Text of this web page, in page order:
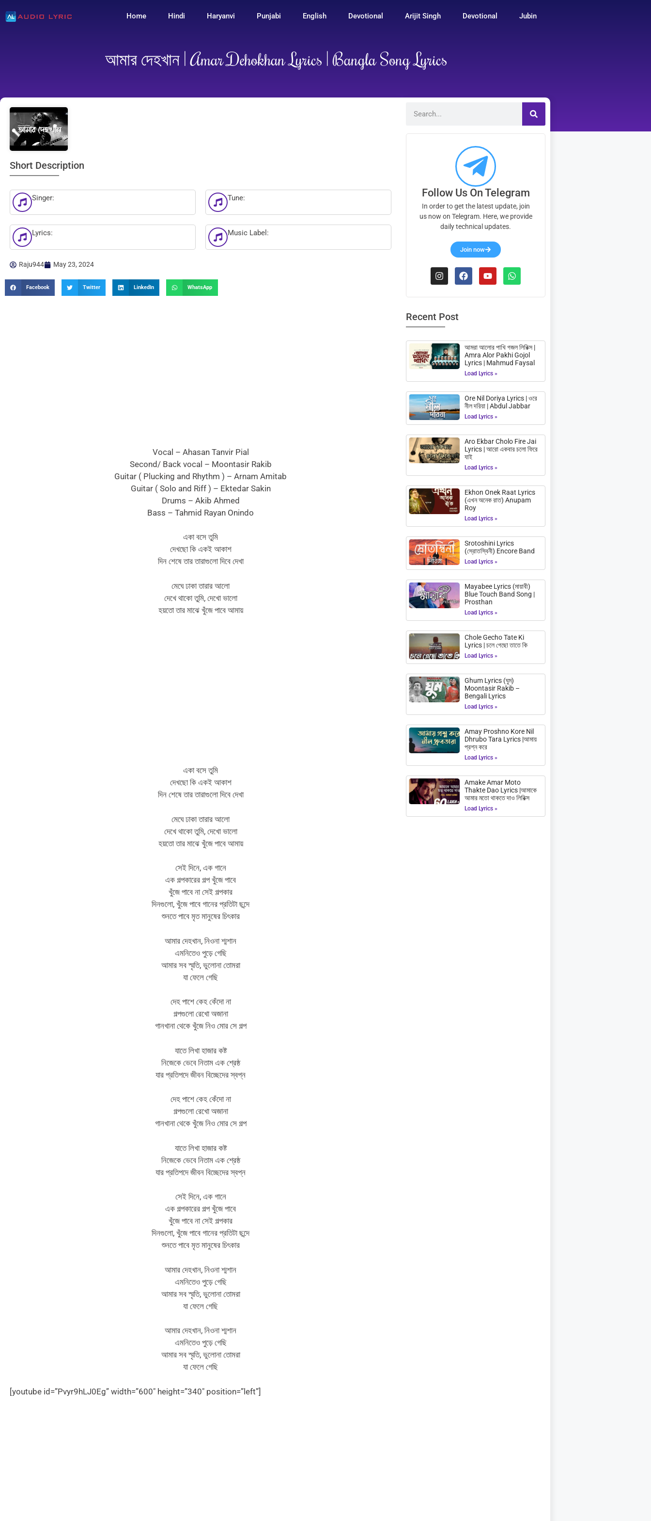
Home Hindi Haryanvi Punjabi English Devotional Arijit Singh Devotional Jubin
আমার দেহখান | Amar Dehokhan Lyrics | Bangla Song Lyrics
Short Description
Singer: Tune:
Lyrics: Music Label:
Raju944 May 23, 2024
Facebook Twitter LinkedIn WhatsApp
Vocal – Ahasan Tanvir Pial
Second/ Back vocal – Moontasir Rakib
Guitar ( Plucking and Rhythm ) – Arnam Amitab
Guitar ( Solo and Riff ) – Ektedar Sakin
Drums – Akib Ahmed
Bass – Tahmid Rayan Onindo
একা বসে তুমি
দেখছো কি একই আকাশ
দিন শেষে তার তারাগুলো দিবে দেখা
মেঘে ঢাকা তারার আলো
দেখে থাকো তুমি, দেখো ভালো
হয়তো তার মাঝে খুঁজে পাবে আমায়
একা বসে তুমি
দেখছো কি একই আকাশ
দিন শেষে তার তারাগুলো দিবে দেখা
মেঘে ঢাকা তারার আলো
দেখে থাকো তুমি, দেখো ভালো
হয়তো তার মাঝে খুঁজে পাবে আমায়
সেই দিনে, এক গানে
এক গল্পকারের গল্প খুঁজে পাবে
খুঁজে পাবে না সেই গল্পকার
দিনগুলো, খুঁজে পাবে গানের প্রতিটা ছন্দে
শুনতে পাবে মৃত মানুষের চিৎকার
আমার দেহখান, নিওনা শ্মশান
এমনিতেও পুড়ে গেছি
আমার সব স্মৃতি, ভুলোনা তোমরা
যা ফেলে গেছি
দেহ পাশে কেহ কেঁদো না
গল্পগুলো রেখো অজানা
গানখানা থেকে খুঁজে নিও মোর সে গল্প
যাতে লিখা হাজার কষ্ট
নিজেকে ভেবে নিতাম এক শ্রেষ্ঠ
যার প্রতিপদে জীবন বিচ্ছেদের স্বপ্ন
দেহ পাশে কেহ কেঁদো না
গল্পগুলো রেখো অজানা
গানখানা থেকে খুঁজে নিও মোর সে গল্প
যাতে লিখা হাজার কষ্ট
নিজেকে ভেবে নিতাম এক শ্রেষ্ঠ
যার প্রতিপদে জীবন বিচ্ছেদের স্বপ্ন
সেই দিনে, এক গানে
এক গল্পকারের গল্প খুঁজে পাবে
খুঁজে পাবে না সেই গল্পকার
দিনগুলো, খুঁজে পাবে গানের প্রতিটা ছন্দে
শুনতে পাবে মৃত মানুষের চিৎকার
আমার দেহখান, নিওনা শ্মশান
এমনিতেও পুড়ে গেছি
আমার সব স্মৃতি, ভুলোনা তোমরা
যা ফেলে গেছি
আমার দেহখান, নিওনা শ্মশান
এমনিতেও পুড়ে গেছি
আমার সব স্মৃতি, ভুলোনা তোমরা
যা ফেলে গেছি
[youtube id=”Pvyr9hLJ0Eg” width=”600″ height=”340″ position=”left”]
Follow Us On Telegram
In order to get the latest update, join
us now on Telegram. Here, we provide
daily technical updates.
Join now
Recent Post
আমরা আলোর পাখি গজল লিরিক্স |
Amra Alor Pakhi Gojol
Lyrics | Mahmud Faysal
Load Lyrics »
Ore Nil Doriya Lyrics | ওরে
নীল দরিয়া | Abdul Jabbar
Load Lyrics »
Aro Ekbar Cholo Fire Jai
Lyrics | আরো একবার চলো ফিরে
যাই
Load Lyrics »
Ekhon Onek Raat Lyrics
(এখন অনেক রাত) Anupam
Roy
Load Lyrics »
Srotoshini Lyrics
(স্রোতস্বিনী) Encore Band
Load Lyrics »
Mayabee Lyrics (মায়াবী)
Blue Touch Band Song |
Prosthan
Load Lyrics »
Chole Gecho Tate Ki
Lyrics | চলে গেছো তাতে কি
Load Lyrics »
Ghum Lyrics (ঘুম)
Moontasir Rakib –
Bengali Lyrics
Load Lyrics »
Amay Proshno Kore Nil
Dhrubo Tara Lyrics |আমায়
প্রশ্ন করে
Load Lyrics »
Amake Amar Moto
Thakte Dao Lyrics |আমাকে
আমার মতো থাকতে দাও লিরিক্স
Load Lyrics »